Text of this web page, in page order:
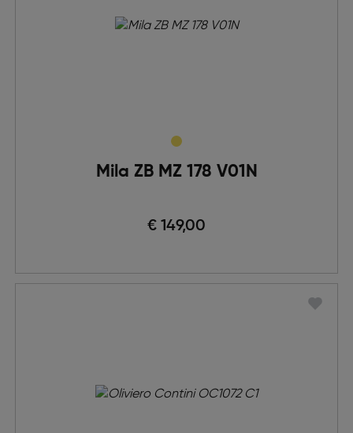
Mila ZB MZ 178 V01N
€ 149,00